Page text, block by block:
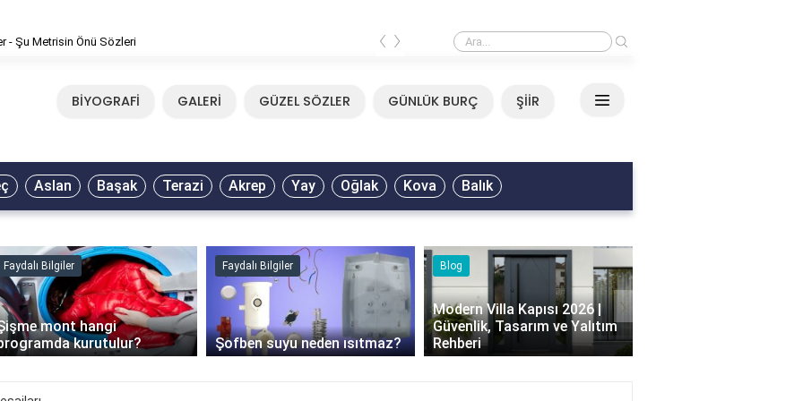
- Şu Metrisin Önü Sözleri Ali Asker - Şu Metrisin Önü Sözleri
‹ ›
BİYOGRAFİ GALERİ GÜZEL SÖZLER GÜNLÜK BURÇ ŞİİR
Aslan Başak Terazi Akrep Yay Oğlak Kova Balık
Faydalı Bilgiler
mont hangi
kurutulur?
Faydalı Bilgiler
Şofben suyu neden ısıtmaz?
Blog
Modern Villa Kapısı 2026 |
Güvenlik, Tasarım ve Yalıtım
Rehberi
›